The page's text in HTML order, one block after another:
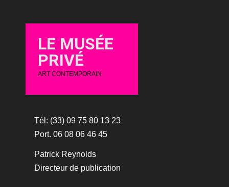
LE MUSÉE
PRIVÉ
ART CONTEMPORAIN
Tél: (33) 09 75 80 13 23
Port. 06 08 06 46 45
Patrick Reynolds
Directeur de publication